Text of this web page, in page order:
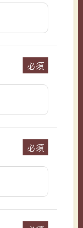
必須
必須